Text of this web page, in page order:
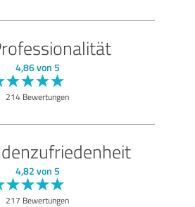
4,86 von 5
214 Bewertungen
4,82 von 5
217 Bewertungen